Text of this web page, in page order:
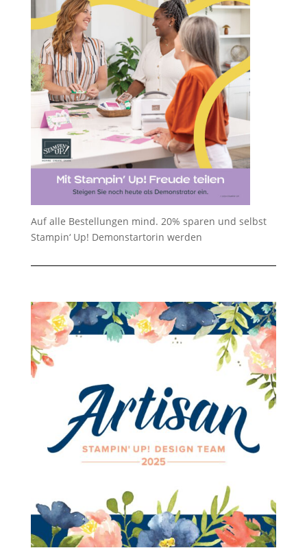
Auf alle Bestellungen mind. 20% sparen und selbst
Stampin‘ Up! Demonstartorin werden